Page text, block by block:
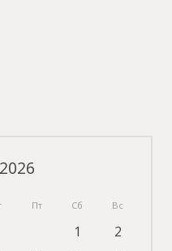
Пт Сб Вс
1
2